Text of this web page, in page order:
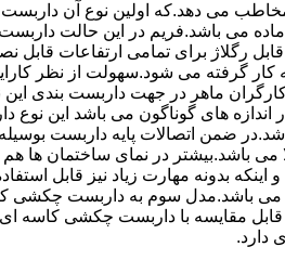
می دهد.که اولین نوع آن
می باشد.فریم در این حالت
قابل رگلاژ برای تمامی ارتفاعات
شکل مثلثی یا مربعی به کار گرفته می شود.سهولت از
کارگران ماهر در جهت داربست بندی
های گوناگون می باشد این نوع
ضمن اتصالات پایه داربست
باشد.بیشتر در نمای ساختمان ها هم
بدونه مهارت زیاد نیز قابل
می باشد.مدل سوم به داربست چکشی
قابل مقایسه با داربست چکشی کاسه
دارد.